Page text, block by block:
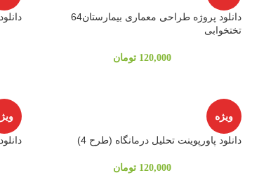
دانلود پروژه طراحی معماری بیمارستان64
تختخوابی
120,000 تومان
دانلود
ویژه
دانلود پاورپوینت تحلیل درمانگاه (طرح 4)
120,000 تومان